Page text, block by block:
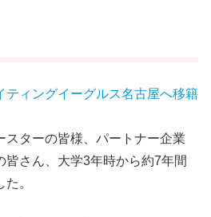
ティングイーグルス名古屋へ移籍
スターの皆様、パートナー企業
皆さん、大学3年時から約7年間
。